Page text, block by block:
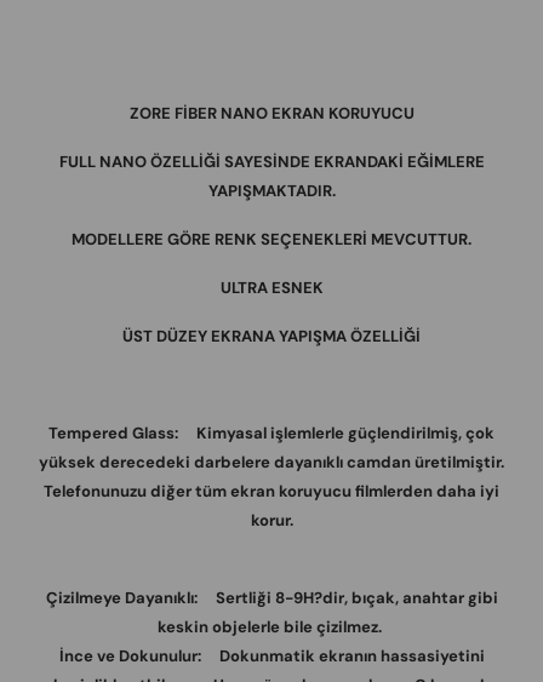
ZORE FİBER NANO EKRAN KORUYUCU
FULL NANO ÖZELLİĞİ SAYESİNDE EKRANDAKİ EĞİMLERE
YAPIŞMAKTADIR.
MODELLERE GÖRE RENK SEÇENEKLERİ MEVCUTTUR.
ULTRA ESNEK
ÜST DÜZEY EKRANA YAPIŞMA ÖZELLİĞİ
Tempered Glass: Kimyasal işlemlerle güçlendirilmiş, çok
yüksek derecedeki darbelere dayanıklı camdan üretilmiştir.
Telefonunuzu diğer tüm ekran koruyucu filmlerden daha iyi
korur.
Çizilmeye Dayanıklı: Sertliği 8-9H?dir, bıçak, anahtar gibi
keskin objelerle bile çizilmez.
İnce ve Dokunulur: Dokunmatik ekranın hassasiyetini